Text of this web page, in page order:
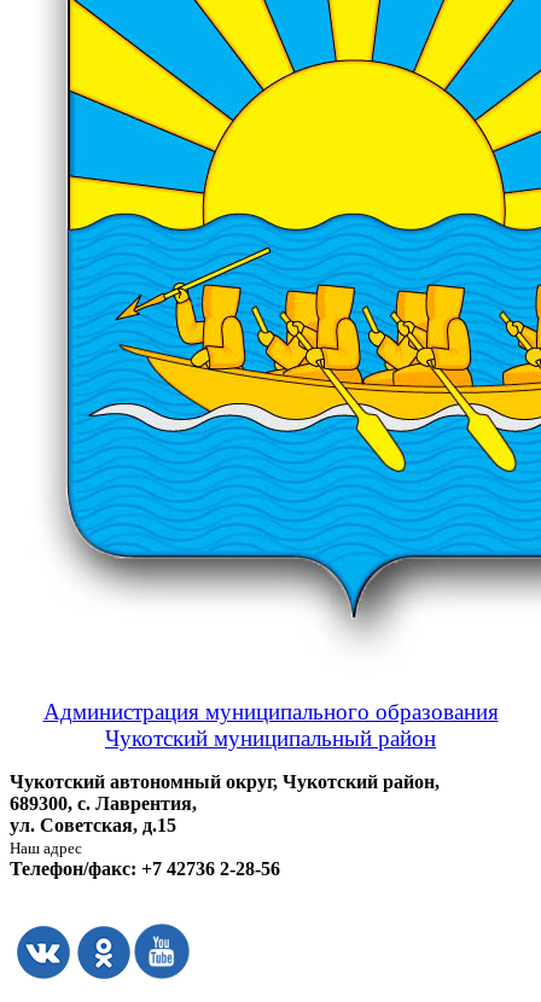
Администрация муниципального образования
Чукотский муниципальный район
Чукотский автономный округ, Чукотский район,
689300, с. Лаврентия,
ул. Советская, д.15
Наш адрес
Телефон/факс: +7 42736 2-28-56